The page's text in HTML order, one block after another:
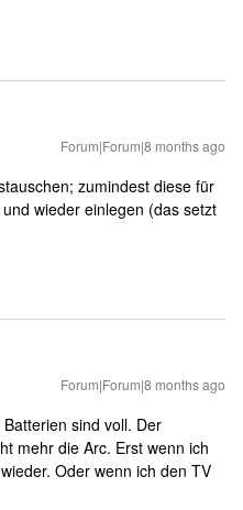
Forum|Forum|8 months ago
zumindest diese für
wieder einlegen (das setzt
Forum|Forum|8 months ago
sind voll. Der
mehr die Arc. Erst wenn ich
Oder wenn ich den TV